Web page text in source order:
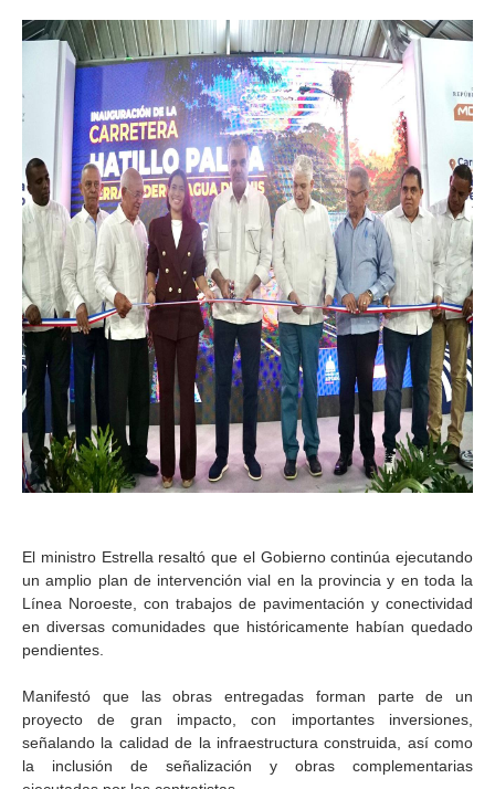
El ministro Estrella resaltó que el Gobierno continúa ejecutando
un amplio plan de intervención vial en la provincia y en toda la
Línea Noroeste, con trabajos de pavimentación y conectividad
en diversas comunidades que históricamente habían quedado
pendientes.
Manifestó que las obras entregadas forman parte de un
proyecto de gran impacto, con importantes inversiones,
señalando la calidad de la infraestructura construida, así como
la inclusión de señalización y obras complementarias